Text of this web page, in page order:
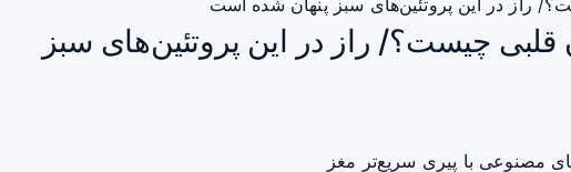
قلبی چیست؟/ راز در این پروتئین‌های سبز